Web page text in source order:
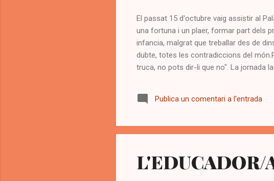
El passat 15 d'octubre vaig assistir al
una fortuna i un plaer, formar part dels
infancia, malgrat que treballar des de
dubte, totes les contradiccions del
truca, no pots dir-li que no". La jornada
Funes @jaumefunes , el va precedir,
reflexió dels professionals,dels mitjans
Publica un comentari a l'entrada
L'EDUCADOR/